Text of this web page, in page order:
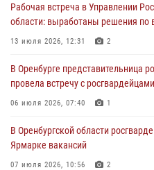
23 июля 2026, 10:47
Итоги работы Управления
23 июля 2026, 10:34
Рабочая встреча в Управлении
области: выработаны решения по
13 июля 2026, 12:31 2
В Оренбурге представительница
провела встречу с росгвардейцами
06 июля 2026, 07:40 1
В Оренбургской области
Ярмарке вакансий
07 июля 2026, 10:56 2